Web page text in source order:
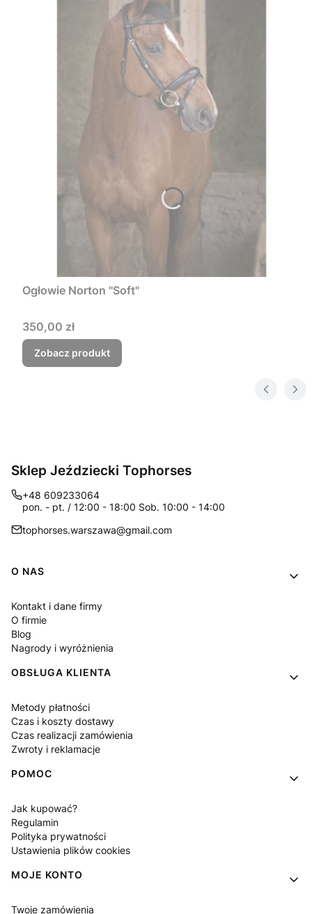
Ogłowie Norton "Soft"
Cena
350,00 zł
Zobacz produkt
Sklep Jeździecki Tophorses
+48 609233064
pon. - pt. / 12:00 - 18:00 Sob. 10:00 - 14:00
tophorses.warszawa@gmail.com
Linki w stopce
O NAS
Kontakt i dane firmy
O firmie
Blog
Nagrody i wyróżnienia
OBSŁUGA KLIENTA
Metody płatności
Czas i koszty dostawy
Czas realizacji zamówienia
Zwroty i reklamacje
POMOC
Jak kupować?
Regulamin
Polityka prywatności
Ustawienia plików cookies
MOJE KONTO
Twoje zamówienia